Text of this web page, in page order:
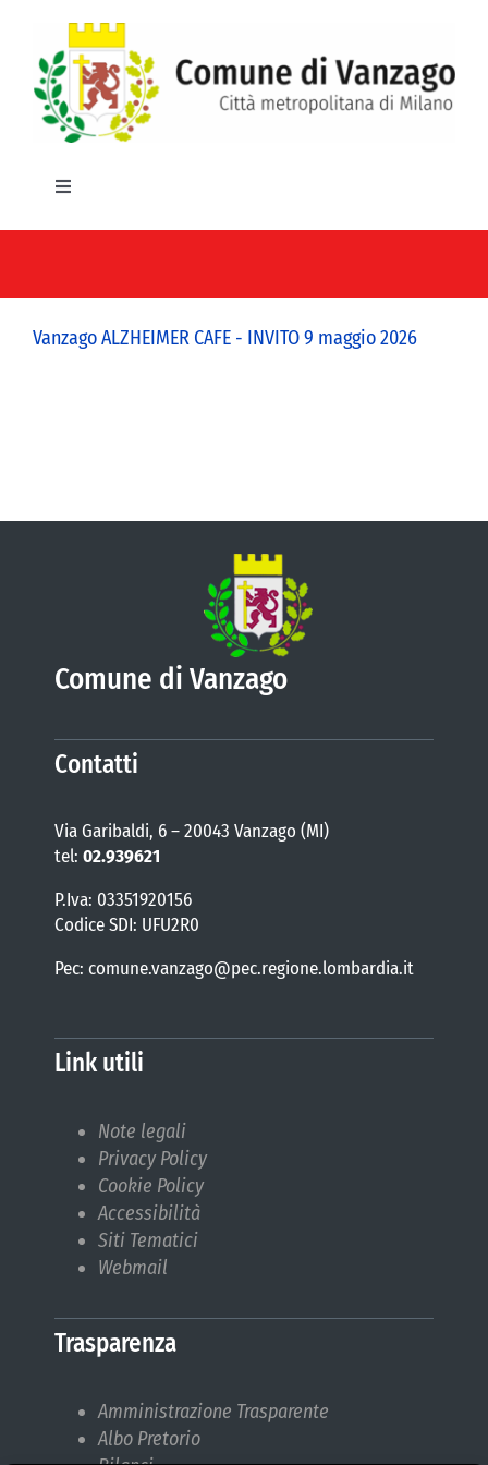
contenuto
Toggle
HOME
IL COMUNE
Vanzago ALZHEIMER CAFE - INVITO 9 maggio 2026
Comune di Vanzago
Contatti
Via Garibaldi, 6 – 20043 Vanzago (MI)
tel: 02.939621
P.Iva: 03351920156
Codice SDI: UFU2R0
Pec: comune.vanzago@pec.regione.lombardia.it
Link utili
Note legali
Privacy Policy
Cookie Policy
Accessibilità
Siti Tematici
Webmail
Trasparenza
Amministrazione Trasparente
Albo Pretorio